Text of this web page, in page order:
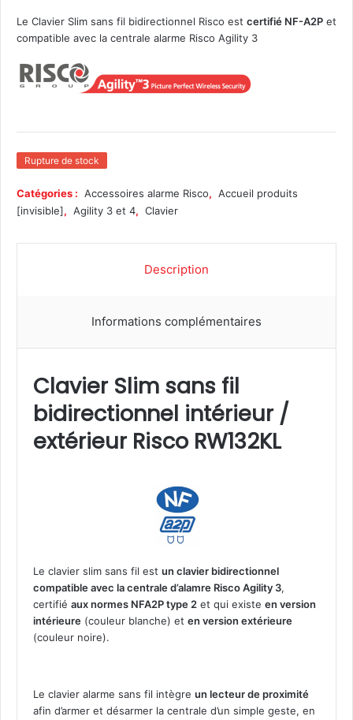
Le Clavier Slim sans fil bidirectionnel Risco est certifié NF-A2P et
compatible avec la centrale alarme Risco Agility 3
Rupture de stock
Catégories : Accessoires alarme Risco, Accueil produits
[invisible], Agility 3 et 4, Clavier
Description
Informations complémentaires
Clavier Slim sans fil
bidirectionnel intérieur /
extérieur Risco RW132KL
Le clavier slim sans fil est un clavier bidirectionnel
compatible avec la centrale d’alamre Risco Agility 3,
certifié aux normes NFA2P type 2 et qui existe en version
intérieure (couleur blanche) et en version extérieure
(couleur noire).
Le clavier alarme sans fil intègre un lecteur de proximité
afin d’armer et désarmer la centrale d’un simple geste, en